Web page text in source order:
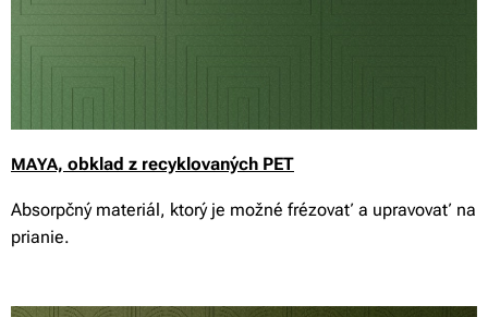
MAYA, obklad z recyklovaných PET
Absorpčný materiál, ktorý je možné frézovať a upravovať na
prianie.